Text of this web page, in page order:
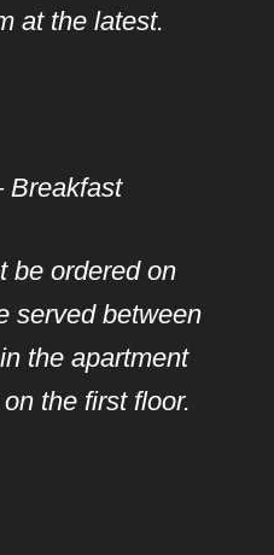
at the latest.
Breakfast
be ordered on
served between
the apartment
the first floor.